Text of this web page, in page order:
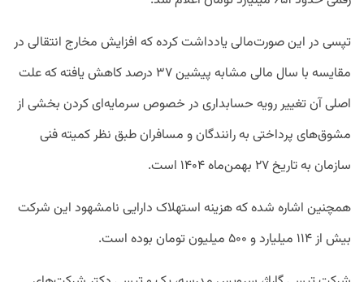
تپسی در این صورت‌مالی یادداشت کرده که افزایش مخارج انتقالی در
مقایسه با سال مالی مشابه پیشین ۳۷ درصد کاهش یافته که علت
اصلی آن تغییر رویه حسابداری در خصوص سرمایه‌ای کردن بخشی از
مشوق‌های پرداختی به رانندگان و مسافران طبق نظر کمیته فنی
سازمان به تاریخ ۲۷ بهمن‌ماه ۱۴۰۴ است.
همچنین اشاره شده که هزینه استهلاک دارایی نامشهود این شرکت
بیش از ۱۱۴ میلیارد و ۵۰۰ میلیون تومان بوده است.